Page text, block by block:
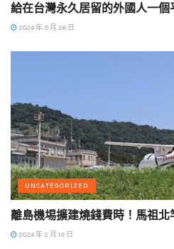
給在台灣永久居留的外國人一
2024 年 9 月 26 日
UNCATEGORIZED
離島機埸擴建燒錢費時！馬祖北
2024 年 2 月 19 日